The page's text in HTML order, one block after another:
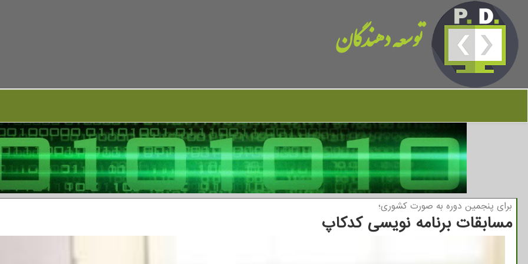
توسعه دهندگان
برای پنجمین دوره به صورت كشوری؛
مسابقات برنامه نویسی كدكاپ